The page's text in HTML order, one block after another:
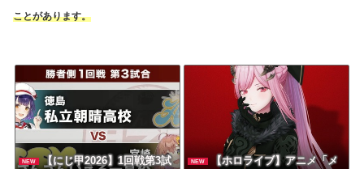
ことがあります。
NEW
【にじ甲2026】1回戦第3試
NEW
【ホロライブ】アニメ「メ